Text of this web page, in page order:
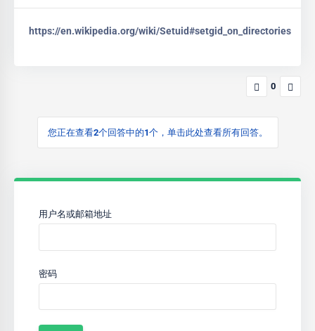
https://en.wikipedia.org/wiki/Setuid#setgid_on_directories
0
您正在查看2个回答中的1个，单击此处查看所有回答。
用户名或邮箱地址
密码